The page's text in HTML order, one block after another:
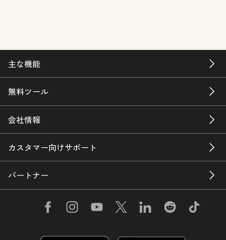
主な機能
無料ツール
会社情報
カスタマー向けサポート
パートナー